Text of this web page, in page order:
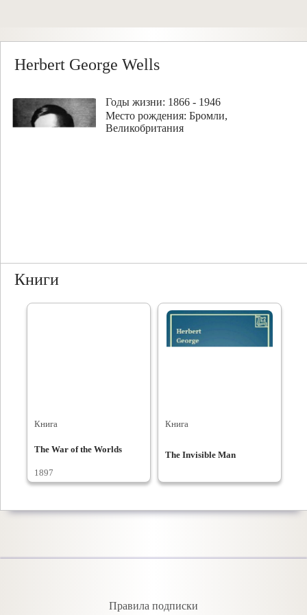
Herbert George Wells
Годы жизни: 1866 - 1946
Место рождения: Бромли,
Великобритания
Книги
Книга
The War of the Worlds
1897
Книга
The Invisible Man
Правила подписки